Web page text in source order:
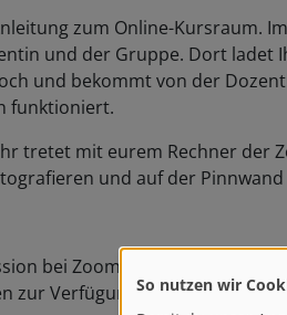
zum Online-Kursraum.
und der Gruppe. Dort ladet
und bekommt von der
funktioniert.
tretet mit eurem Rechner der
und auf der Pinnwand
bei Zoom (optional für
zur Verfügung.